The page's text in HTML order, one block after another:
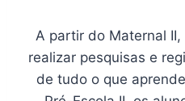
A partir do Maternal
realizar pesquisas e
de tudo o que